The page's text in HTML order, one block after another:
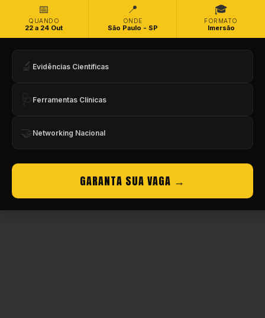
📅
QUANDO
22 a 24 Out
📍
ONDE
São Paulo - SP
🎓
FORMATO
Imersão
🔬 Evidências Científicas
🩺 Ferramentas Clínicas
🤝 Networking Nacional
GARANTA SUA VAGA →